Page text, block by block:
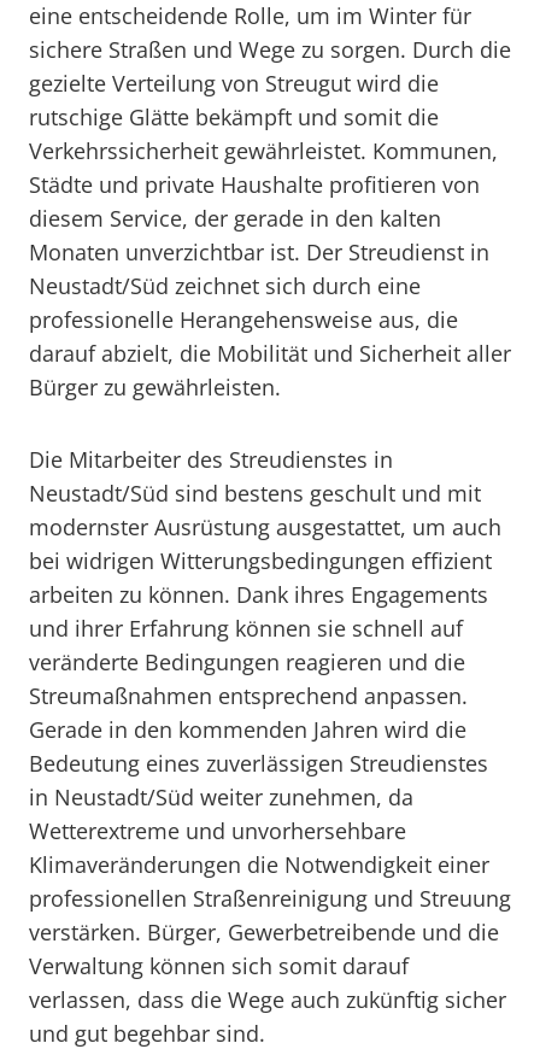
eine entscheidende Rolle, um im Winter für
sichere Straßen und Wege zu sorgen. Durch die
gezielte Verteilung von Streugut wird die
rutschige Glätte bekämpft und somit die
Verkehrssicherheit gewährleistet. Kommunen,
Städte und private Haushalte profitieren von
diesem Service, der gerade in den kalten
Monaten unverzichtbar ist. Der Streudienst in
Neustadt/Süd zeichnet sich durch eine
professionelle Herangehensweise aus, die
darauf abzielt, die Mobilität und Sicherheit aller
Bürger zu gewährleisten.
Die Mitarbeiter des Streudienstes in
Neustadt/Süd sind bestens geschult und mit
modernster Ausrüstung ausgestattet, um auch
bei widrigen Witterungsbedingungen effizient
arbeiten zu können. Dank ihres Engagements
und ihrer Erfahrung können sie schnell auf
veränderte Bedingungen reagieren und die
Streumaßnahmen entsprechend anpassen.
Gerade in den kommenden Jahren wird die
Bedeutung eines zuverlässigen Streudienstes
in Neustadt/Süd weiter zunehmen, da
Wetterextreme und unvorhersehbare
Klimaveränderungen die Notwendigkeit einer
professionellen Straßenreinigung und Streuung
verstärken. Bürger, Gewerbetreibende und die
Verwaltung können sich somit darauf
verlassen, dass die Wege auch zukünftig sicher
und gut begehbar sind.